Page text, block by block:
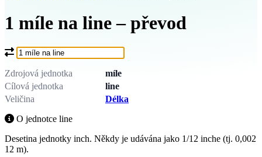
1 míle na line – převod
Co chcete převést?
Zdrojová jednotka
míle
Cílová jednotka
line
Veličina
Délka
O jednotce line
Desetina jednotky inch. Někdy je udávána jako 1/12 inche (tj. 0,002
12 m).